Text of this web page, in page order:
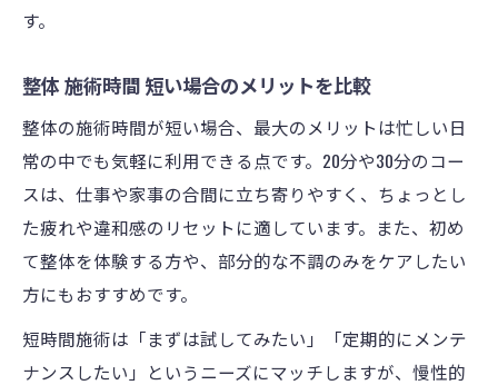
す。
整体 施術時間 短い場合のメリットを比較
整体の施術時間が短い場合、最大のメリットは忙しい日
常の中でも気軽に利用できる点です。20分や30分のコー
スは、仕事や家事の合間に立ち寄りやすく、ちょっとし
た疲れや違和感のリセットに適しています。また、初め
て整体を体験する方や、部分的な不調のみをケアしたい
方にもおすすめです。
短時間施術は「まずは試してみたい」「定期的にメンテ
ナンスしたい」というニーズにマッチしますが、慢性的